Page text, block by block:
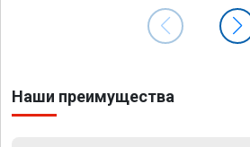
Наши преимущества